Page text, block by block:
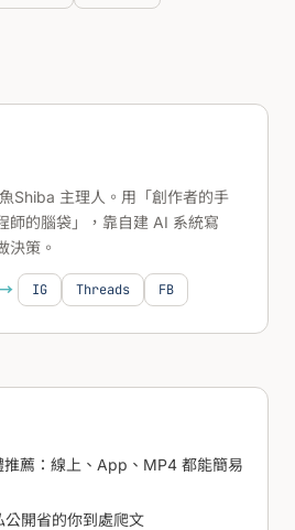
Shiba 主理人。用「創作者的手
師的腦袋」，靠自建 AI 系統寫
決策。
→ IG Threads FB
薦：線上、App、MP4 都能簡易
開省的你到處爬文